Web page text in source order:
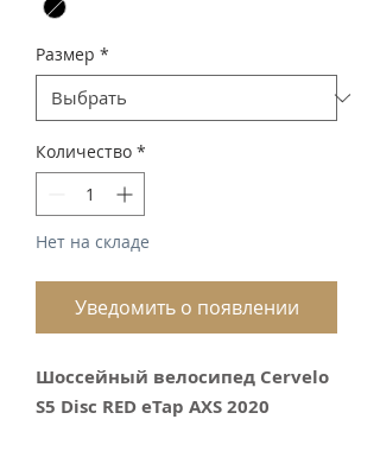
Размер *
Количество *
Нет на складе
Уведомить о появлении
Шоссейный велосипед Cervelo
S5 Disc RED eTap AXS 2020